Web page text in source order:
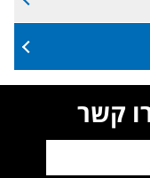
קשר